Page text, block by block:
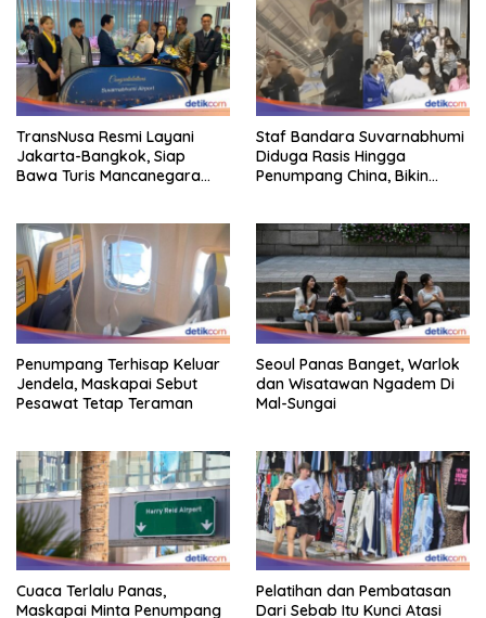
TransNusa Resmi Layani
Jakarta-Bangkok, Siap
Bawa Turis Mancanegara
Staf Bandara Suvarnabhumi
Diduga Rasis Hingga
Penumpang China, Bikin
Penumpang Terhisap Keluar
Jendela, Maskapai Sebut
Pesawat Tetap Teraman
Seoul Panas Banget, Warlok
dan Wisatawan Ngadem Di
Mal-Sungai
Cuaca Terlalu Panas,
Maskapai Minta Penumpang
Pelatihan dan Pembatasan
Dari Sebab Itu Kunci Atasi